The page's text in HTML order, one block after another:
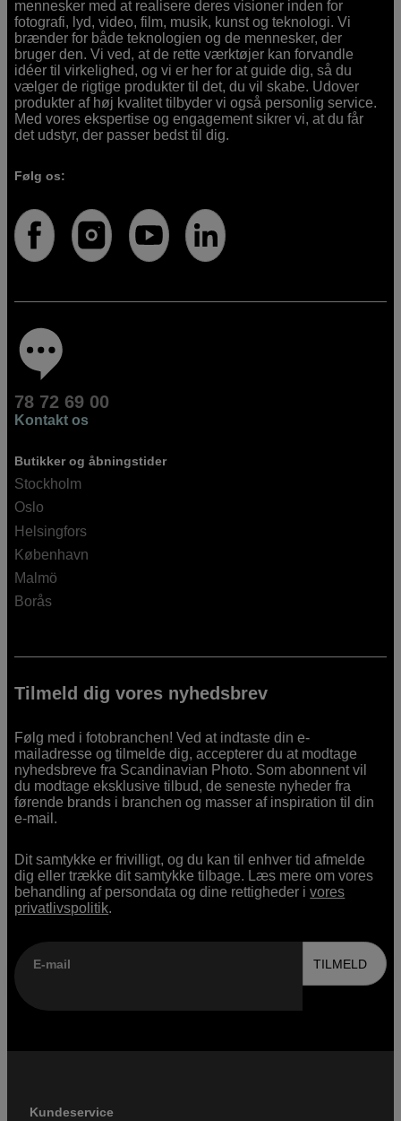
mennesker med at realisere deres visioner inden for
fotografi, lyd, video, film, musik, kunst og teknologi. Vi
brænder for både teknologien og de mennesker, der
bruger den. Vi ved, at de rette værktøjer kan forvandle
idéer til virkelighed, og vi er her for at guide dig, så du
vælger de rigtige produkter til det, du vil skabe. Udover
produkter af høj kvalitet tilbyder vi også personlig service.
Med vores ekspertise og engagement sikrer vi, at du får
det udstyr, der passer bedst til dig.
Følg os:
78 72 69 00
Kontakt os
Butikker og åbningstider
Stockholm
Oslo
Helsingfors
København
Malmö
Borås
Tilmeld dig vores nyhedsbrev
Følg med i fotobranchen! Ved at indtaste din e-
mailadresse og tilmelde dig, accepterer du at modtage
nyhedsbreve fra Scandinavian Photo. Som abonnent vil
du modtage eksklusive tilbud, de seneste nyheder fra
førende brands i branchen og masser af inspiration til din
e-mail.
Dit samtykke er frivilligt, og du kan til enhver tid afmelde
dig eller trække dit samtykke tilbage. Læs mere om vores
behandling af persondata og dine rettigheder ivores
privatlivspolitik.
E-mail TILMELD
Kundeservice